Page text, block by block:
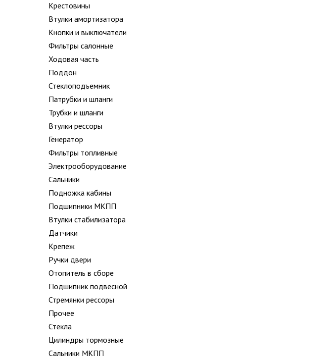
Крестовины
Втулки амортизатора
Кнопки и выключатели
Фильтры салонные
Ходовая часть
Поддон
Стеклоподъемник
Патрубки и шланги
Трубки и шланги
Втулки рессоры
Генератор
Фильтры топливные
Электрооборудование
Сальники
Подножка кабины
Подшипники МКПП
Втулки стабилизатора
Датчики
Крепеж
Ручки двери
Отопитель в сборе
Подшипник подвесной
Стремянки рессоры
Прочее
Стекла
Цилиндры тормозные
Сальники МКПП